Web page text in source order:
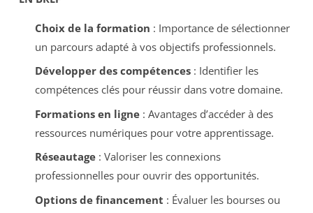
Choix de la formation : Importance de sélectionner
un parcours adapté à vos objectifs professionnels.
Développer des compétences: Identifier les
compétences clés pour réussir dans votre domaine.
Formations en ligne: Avantages d’accéder à des
ressources numériques pour votre apprentissage.
Réseautage: Valoriser les connexions
professionnelles pour ouvrir des opportunités.
Options de financement : Évaluer les bourses ou